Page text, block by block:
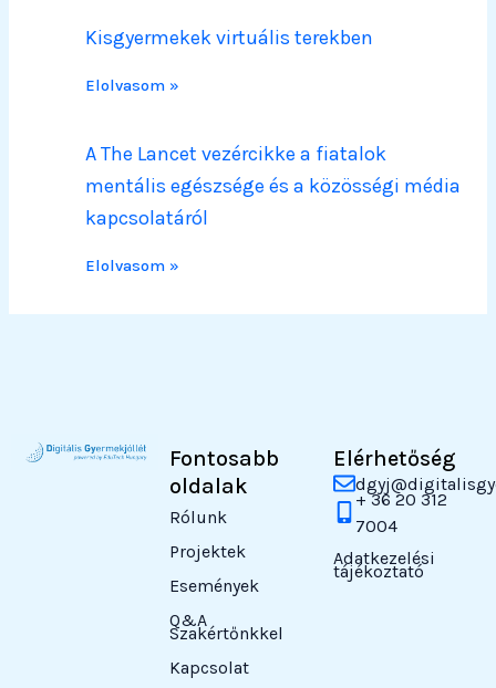
Kisgyermekek virtuális terekben
Elolvasom »
A The Lancet vezércikke a fiatalok
mentális egészsége és a közösségi média
kapcsolatáról
Elolvasom »
Fontosabb
oldalak
Rólunk
Projektek
Események
Q&A
Szakértőnkkel
Kapcsolat
Elérhetőség
+ 36 20 312
7004
Adatkezelési
tájékoztató